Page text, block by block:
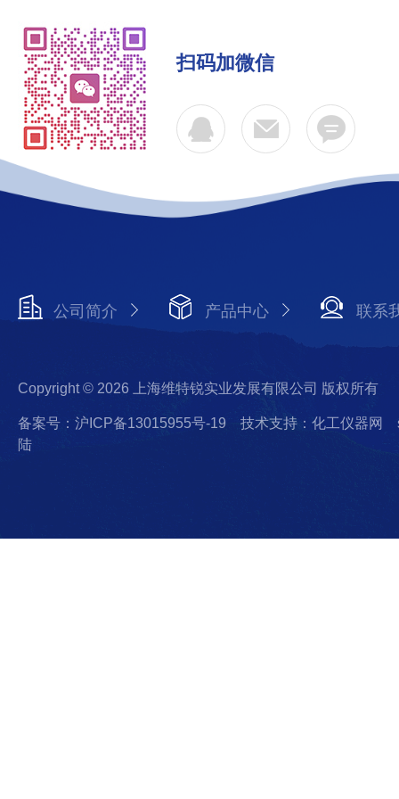
扫码加微信
公司简介 产品中心 联系
Copyright © 2026 上海维特锐实业发展有限公司 版权所有
备案号：沪ICP备13015955号-19 技术支持：化工仪器网
陆